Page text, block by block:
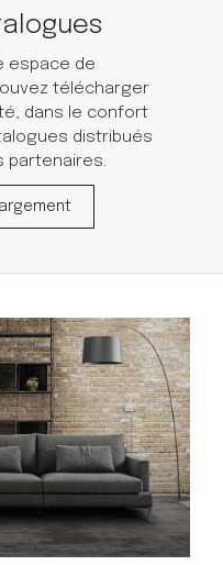
espace de
télécharger
dans le confort
distribués
partenaires.